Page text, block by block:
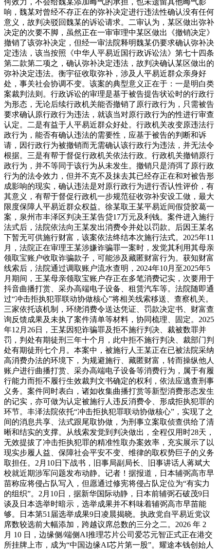
何效力，不会给魏某添加晦气的承担，也未遗留其他晦气影
响，魏某对曾经不存正在的弥补决定进行违法性确认没有任何
意义，故判决驳回魏某的诉讼请求。二审认为，某区做出弥补
决定的次要不脚，虽然正在一审审理中某区做出《撤销决定》
撤销了该弥补决定，但经一审法院释明魏某仍要求确认弥补决
定违法，该当按照《中华人平易近国行政诉讼法》第七十四条
第二款第二项之，确认弥补决定违法，故判决确认某区做出的
弥补决定违法。衡宇征收取弥补，涉及人平易近群众亲身好
处，事关社会协调不变。该案的典型意义正在于：一是明白类
案裁判法则。行政诉讼的审理是基于被告提告状讼时的行政行
为形态，无论后续行政机关能否撤销了原行政行为，只需被告
要求确认原行政行为违法，就该当对原行政行为的性进行审查
认定。二是有益于人平易近群众好处。行政机关改变原违法行
政行为，能否有确认违法的需要性，应基于被告的判断和诉
请，因行政行为被撤销而无需确认该行政行为违法，并无法令
根据。三是有帮于督促行政机关依法行政。行政机关撤销原行
政行为，并不等同于该行为从未发生。撤销只是消弭了原行政
行为的法令效力，但并不克不及抹去其已经存正在和对被告形
成影响的现实，确认违法是对原行政行为进行否认性评价，有
其意义，有帮于督促行政机一步规范征收弥补安设工做，最大
限度保障人平易近群众权益。徐某取王某平易近间假贷胶葛一
案，泉州市丰泽区判决王某告贷17万元及利钱。案件进入施行
法式后，法院依法向王某发出消费令并处以罚款。后因王某名
下暂无可供施行财富，该案依法终结本次施行法式。2025年11
月，法院正在审理王某涉嫌诈骗罪一案时，发觉其利用其母亲
领取宝账户收取诈骗款子，可能涉及藏匿财富行为。获知财富
线索后，法院通过调取账户流水查明，2024年10月至2025年5
月期间，王某母亲领取宝账户存正在多笔消费记实，次要用于
抖音曲播打赏、采办高端电子设备、租赁汽车等。法院随即通
过“冲击拒执犯罪联动协做核心”将相关线索移送、查察机关。
三家依托该机制，环绕消费令送达凭证、罚款决定书、财富查
询反馈成果及未执了案件清单等材料，协同梳理、固定。2025
年12月26日，王某因犯诈骗罪及拒不施行判决、裁被数罪并
罚，判处有期徒刑三年十个月，此中拒不施行判决、裁部门判
处有期徒刑七个月。本案中，被施行人王某正在已被法院采纳
高消费办法的环境下，为规避施行、藏匿财富，转而操纵他人
账户进行曲播打赏、采办高端电子设备等消费行为，属于有履
行能力而拒不履行生效裁判文书确定的权利，依法应逃查刑事
义务。案件同时表白，诸如收集曲播打赏等新型消费形态发生
的记实，亦可做为认定被施行人违反消费令、形成拒执犯罪的
环节。丰泽法院依托“冲击拒执犯罪联动协做核心”，实现了之
间的消息共享、法式跟尾取协做，为刑事立案取侦查供给了清
晰和结实的支撑。从线索发觉到判决做出，全程仅用时28天，
无效提拔了冲击拒执犯罪的精准性取办案效率，充实展示了以
现实步履人益、保障社会平安不变、维律的取权势巨子的义务
取担任。2月10日下战书，旧事局副局长、旧事讲话人蒋斌大
校就近期涉军问题发布动静。记者！据报道，日本辅弼高市早
苗称应将侵占队写入，但愿通过修宪将侵占队定位为“有实力
的组织”。2月10日，据新华国际动静，日本前辅弼石破茂9日
谈及日本选举时暗示，选举成果并不料味着辅弼高市早苗能
够。日本第51届选举成果9日凌晨揭晓。执政党自平易近党议
席数较选前大幅添加，跨越议席总数的三分之二。2026 年 2
月 10 日，边缘侧/端侧AI推理芯片公司爱芯元智正式正在港交
所挂牌上市，成为“中国边缘AI芯片第一股”。耀途本钱创始人